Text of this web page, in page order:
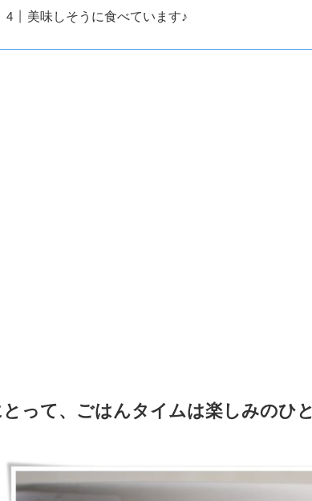
美味しそうに食べています♪
って、ごはんタイムは楽しみのひ